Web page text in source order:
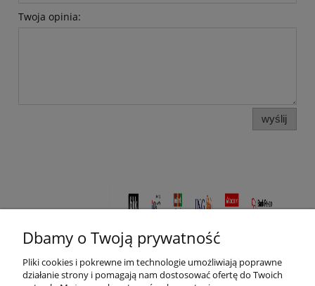
Twoja opinia:
wyślij
Dbamy o Twoją prywatność
Pliki cookies i pokrewne im technologie umożliwiają poprawne
działanie strony i pomagają nam dostosować ofertę do Twoich